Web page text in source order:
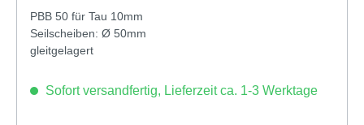
PBB 50 für Tau 10mm
Seilscheiben: Ø 50mm
gleitgelagert
Sofort versandfertig, Lieferzeit ca. 1-3 Werktage